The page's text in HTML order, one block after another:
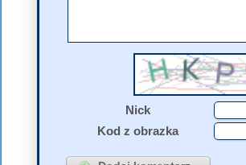
Nick
Kod z obrazka